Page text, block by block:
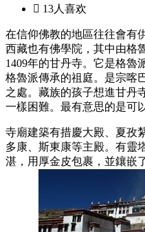
 13人喜欢
在信仰佛教的地區往往會有
西藏也有佛學院，其中由格
1409年的甘丹寺。它是格魯
格魯派傳承的祖庭。是宗喀
之處。藏族的孩子想進甘丹
一樣困難。最有意思的是可
寺廟建築有措慶大殿、夏孜
多康、斯東康等主殿。有靈
湛，用厚金皮包裹，並鑲嵌